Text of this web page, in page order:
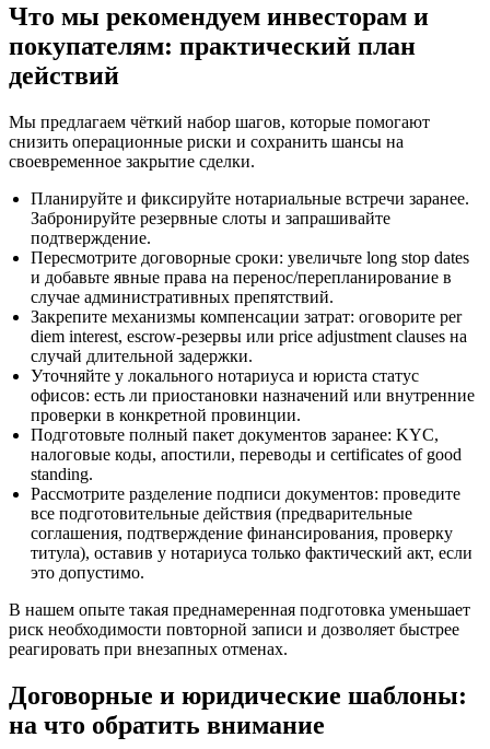
Что мы рекомендуем инвесторам и
покупателям: практический план
действий
Мы предлагаем чёткий набор шагов, которые помогают
снизить операционные риски и сохранить шансы на
своевременное закрытие сделки.
Планируйте и фиксируйте нотариальные встречи заранее.
Забронируйте резервные слоты и запрашивайте
подтверждение.
Пересмотрите договорные сроки: увеличьте long stop dates
и добавьте явные права на перенос/перепланирование в
случае административных препятствий.
Закрепите механизмы компенсации затрат: оговорите per
diem interest, escrow-резервы или price adjustment clauses на
случай длительной задержки.
Уточняйте у локального нотариуса и юриста статус
офисов: есть ли приостановки назначений или внутренние
проверки в конкретной провинции.
Подготовьте полный пакет документов заранее: KYC,
налоговые коды, апостили, переводы и certificates of good
standing.
Рассмотрите разделение подписи документов: проведите
все подготовительные действия (предварительные
соглашения, подтверждение финансирования, проверку
титула), оставив у нотариуса только фактический акт, если
это допустимо.
В нашем опыте такая преднамеренная подготовка уменьшает
риск необходимости повторной записи и дозволяет быстрее
реагировать при внезапных отменах.
Договорные и юридические шаблоны:
на что обратить внимание